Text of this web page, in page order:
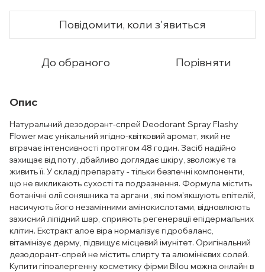
Повідомити, коли з'явиться
До обраного Порівняти
Опис
Натуральний дезодорант-спрей Deodorant Spray Flashy
Flower має унікальний ягідно-квітковий аромат, який не
втрачає інтенсивності протягом 48 годин. Засіб надійно
захищає від поту, дбайливо доглядає шкіру, зволожує та
живить її. У складі препарату - тільки безпечні компоненти,
що не викликають сухості та подразнення. Формула містить
ботанічні олії соняшника та аргани , які пом'якшують епітелій,
насичують його незамінними амінокислотами, відновлюють
захисний ліпідний шар, сприяють регенерації епідермальних
клітин. Екстракт алое віра нормалізує гідробаланс,
вітамінізує дерму, підвищує місцевий імунітет. Оригінальний
дезодорант-спрей не містить спирту та алюмінієвих солей.
Купити гіпоалергенну косметику фірми Bilou можна онлайн в